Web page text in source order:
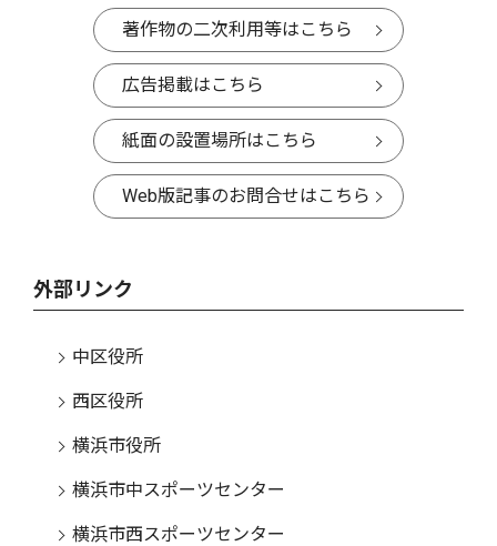
著作物の二次利用等はこちら
広告掲載はこちら
紙面の設置場所はこちら
Web版記事のお問合せはこちら
外部リンク
中区役所
西区役所
横浜市役所
横浜市中スポーツセンター
横浜市西スポーツセンター